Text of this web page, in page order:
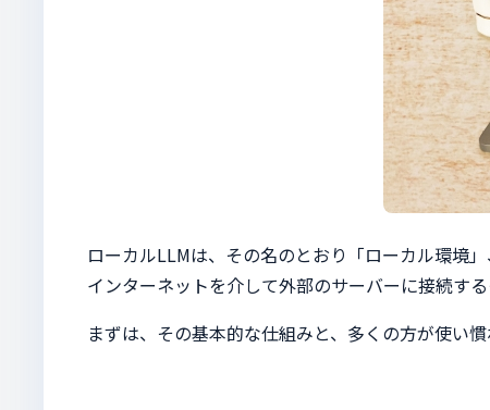
ローカルLLMは、その名のとおり「ローカル環境」
インターネットを介して外部のサーバーに接続す
まずは、その基本的な仕組みと、多くの方が使い